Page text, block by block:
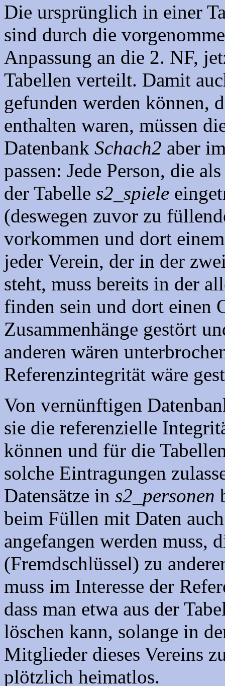
Die ursprünglich in einer
sind durch die
Anpassung an die 2. NF,
Tabellen verteilt. Damit
gefunden werden können,
enthalten waren, müssen
Datenbank Schach2 aber
passen: Jede Person, die
der Tabelle s2_spiele
(deswegen zuvor zu
vorkommen und dort
jeder Verein, der in der
steht, muss bereits in der
finden sein und dort einen
Zusammenhänge gestört
anderen wären
Referenzintegrität wäre
Von vernünftigen
sie die referenzielle
können und für die
solche Eintragungen
Datensätze in s2_personen
beim Füllen mit Daten
angefangen werden muss,
(Fremdschlüssel) zu
muss im Interesse der
dass man etwa aus der
löschen kann, solange in
Mitglieder dieses Vereins
plötzlich heimatlos.